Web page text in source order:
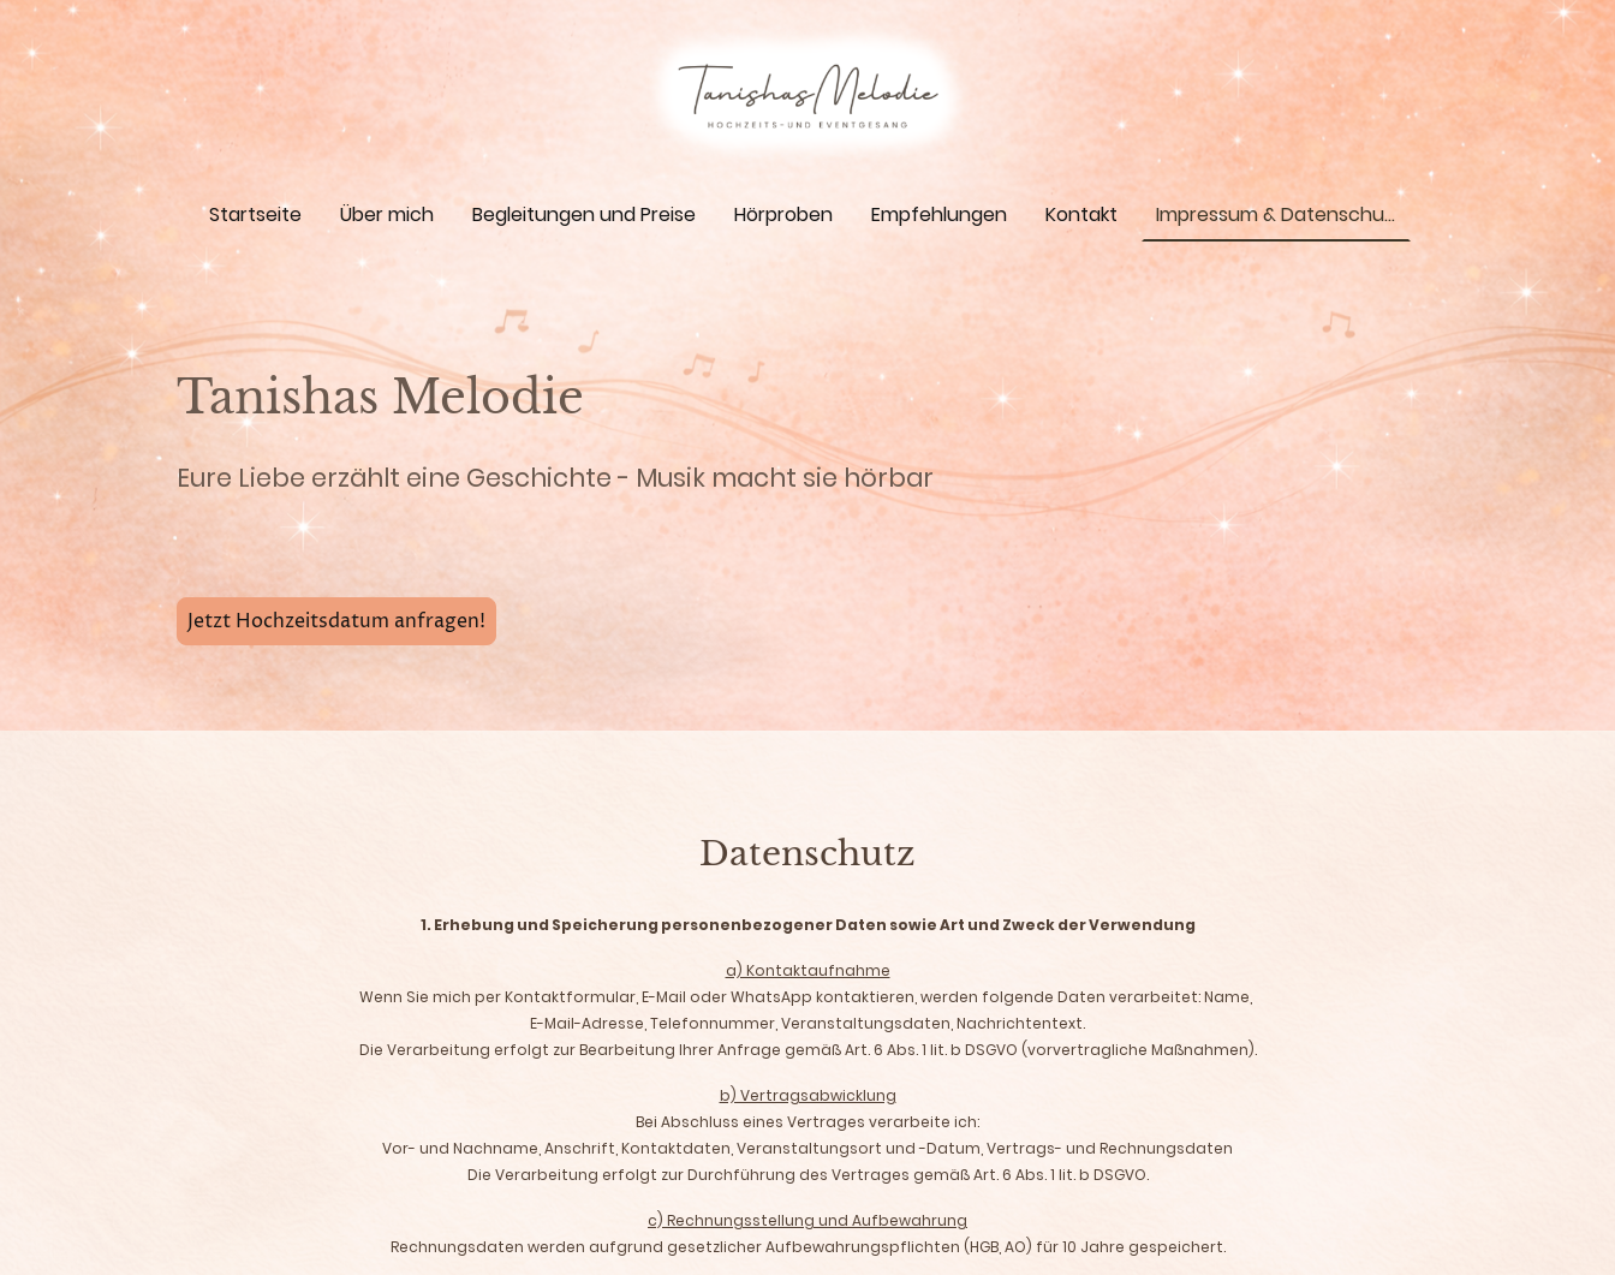
Startseite Über mich Begleitungen und Preise Hörproben Empfehlungen Kontakt Impressum & Datenschutz
Tanishas Melodie
Eure Liebe erzählt eine Geschichte - Musik macht sie hörbar
Jetzt Hochzeitsdatum anfragen!
Datenschutz
1. Erhebung und Speicherung personenbezogener Daten sowie Art und Zweck der Verwendung
a) Kontaktaufnahme
Wenn Sie mich per Kontaktformular, E-Mail oder WhatsApp kontaktieren, werden folgende Daten verarbeitet: Name,
E-Mail-Adresse, Telefonnummer, Veranstaltungsdaten, Nachrichtentext.
Die Verarbeitung erfolgt zur Bearbeitung Ihrer Anfrage gemäß Art. 6 Abs. 1 lit. b DSGVO (vorvertragliche Maßnahmen).
b) Vertragsabwicklung
Bei Abschluss eines Vertrages verarbeite ich:
Vor- und Nachname, Anschrift, Kontaktdaten, Veranstaltungsort und -Datum, Vertrags- und Rechnungsdaten
Die Verarbeitung erfolgt zur Durchführung des Vertrages gemäß Art. 6 Abs. 1 lit. b DSGVO.
c) Rechnungsstellung und Aufbewahrung
Rechnungsdaten werden aufgrund gesetzlicher Aufbewahrungspflichten (HGB, AO) für 10 Jahre gespeichert.